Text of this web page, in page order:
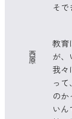
そで
西
原
教育
が、
我々
っ
の
い